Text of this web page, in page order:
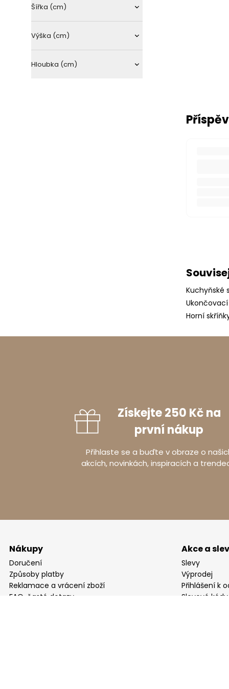
na vestavnou myčku
nádobí
na vestavnou troubu
rohové
frézované
bez úchytek
Šířka (cm)
Výška (cm)
Hloubka (cm)
Kuchyňské
Horní
Získejte 250 Kč na
první nákup
Přihlaste se a buďte v obraze o
akcích, novinkách, inspiracích a
Nákupy
Doručení
Způsoby platby
Reklamace a vrácení zboží
FAQ, časté dotazy
Akce a
Slevy
Výprodej
Přihlášení k
Slevové kódy